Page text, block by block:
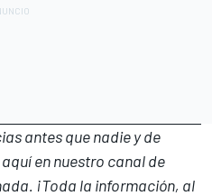
antes que nadie y de
aquí en nuestro canal de
¡Toda la información, al